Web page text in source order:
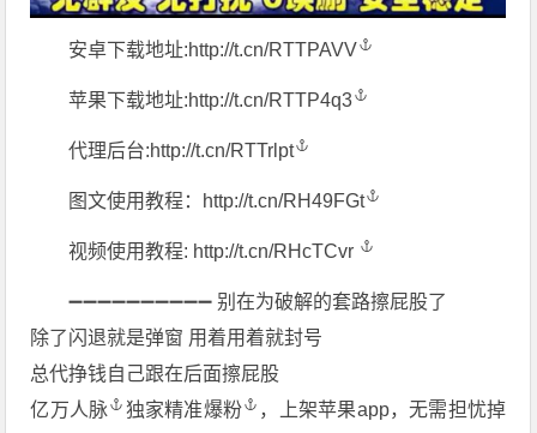
安卓下载地址:http://t.cn/RTTPAVV
苹果下载地址:http://t.cn/RTTP4q3
代理后台:http://t.cn/RTTrlpt
图文使用教程： http://t.cn/RH49FGt
视频使用教程: http://t.cn/RHcTCvr ️
➖➖➖➖➖➖​➖➖➖➖ 别在为破解的套路擦屁股了
除了闪退就是弹窗 用着用着就封号
总代挣钱自己跟在后​面擦屁股
亿万人脉
独家精准爆粉
，上架苹果app，无需担忧掉